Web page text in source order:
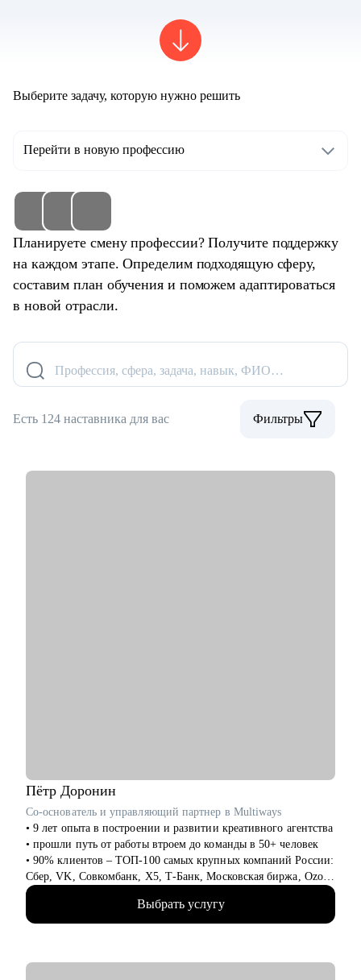
Выберите задачу, которую нужно решить
Перейти в новую профессию
Планируете смену профессии? Получите поддержку
на каждом этапе. Определим подходящую сферу,
составим план обучения и поможем адаптироваться
в новой отрасли.
Профессия, сфера, задача, навык, ФИО…
Есть 124 наставника для вас Фильтры
Пётр Доронин
Со-основатель и управляющий партнер в Multiways
• 9 лет опыта в построении и развитии креативного агентства
• прошли путь от работы втроем до команды в 50+ человек
• 90% клиентов – ТОП-100 самых крупных компаний России:
Сбер, VK, Совкомбанк, X5, Т-Банк, Московская биржа, Ozon,
Лемана ПРО, inDrive и тд.
• реализуем несколько сотен проектов в год, которые решают
задачи клиентов и берут призовые места на фестивалях
Выбрать услугу